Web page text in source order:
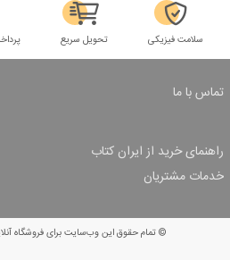
سلامت فیزیکی تحویل سریع
تماس با ما
راهنمای خرید از ایران کتاب
ثبت سفارش
شرایط ارسال سفارش
شیوه پرداخت
تخفیف‌های خرید
خدمات مشتریان
© تمام حقوق این وب‌سایت برای فروشگاه